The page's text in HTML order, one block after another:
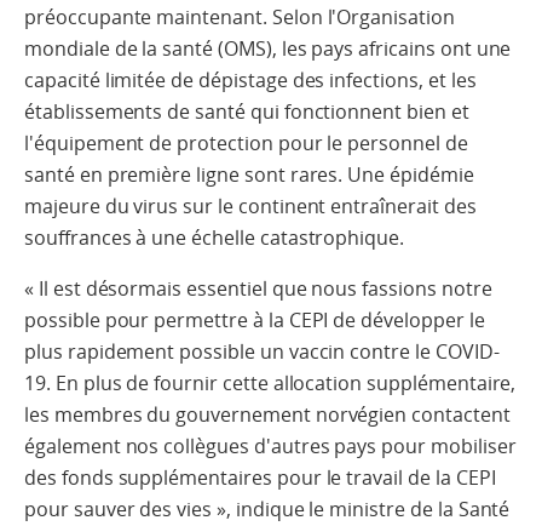
préoccupante maintenant. Selon l'Organisation
mondiale de la santé (OMS), les pays africains ont une
capacité limitée de dépistage des infections, et les
établissements de santé qui fonctionnent bien et
l'équipement de protection pour le personnel de
santé en première ligne sont rares. Une épidémie
majeure du virus sur le continent entraînerait des
souffrances à une échelle catastrophique.
« Il est désormais essentiel que nous fassions notre
possible pour permettre à la CEPI de développer le
plus rapidement possible un vaccin contre le COVID-
19. En plus de fournir cette allocation supplémentaire,
les membres du gouvernement norvégien contactent
également nos collègues d'autres pays pour mobiliser
des fonds supplémentaires pour le travail de la CEPI
pour sauver des vies », indique le ministre de la Santé